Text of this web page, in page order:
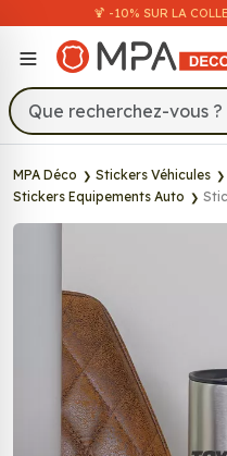
🍹 -10% SUR LA
MPA Déco Stickers Véhicules
Stickers Equipements Auto